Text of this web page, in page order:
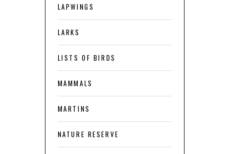
LAPWINGS
LARKS
LISTS OF BIRDS
MAMMALS
MARTINS
NATURE RESERVE